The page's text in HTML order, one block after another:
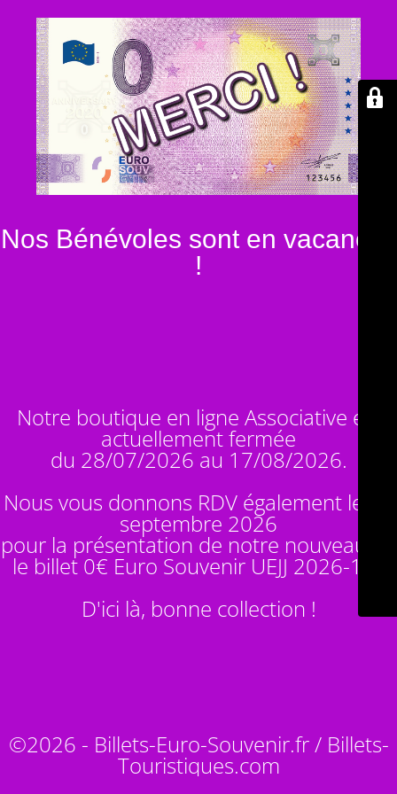
Nos Bénévoles sont en vacances
!
Notre boutique en ligne Associative est
actuellement fermée
du 28/07/2026 au 17/08/2026.
Nous vous donnons RDV également le 14
septembre 2026
pour la présentation de notre nouveauté :
le billet 0€ Euro Souvenir UEJJ 2026-10
D'ici là, bonne collection !
©2026 - Billets-Euro-Souvenir.fr / Billets-
Touristiques.com